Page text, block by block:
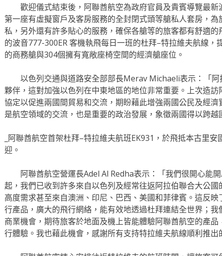
歡迎儀式結束後，阿聯酋航空為政府官員及貴賓導覽最新
第一座有虛擬窗戶及客房服務的全封閉式頭等艙私人套房，
私，另外還有許多貼心的服務，確保各艙等的旅客都有舒適
的波音777-300ER 客機執飛每日一班的杜拜–特拉維夫航線
的商務艙與304個擁有寬敞座椅空間的經濟艙座位。
以色列交通與道路安全部部長Merav Michaeli表示：「阿
夥伴，這對加強以色列在中東地區的地位非常重要。上次造
協定以促進兩國間貿易和交流，期盼藉此增強兩國公民及經
是航空領域的交流，也是重要的政治發展，象徵兩國得以跨
_阿聯酋航空首架杜拜–特拉維夫航班EK931，於飛抵本古里
迎。
阿聯酋航空營運長Adel Al Redha表示：「我們很開心能
起，我們已收到許多來自以色列及經常往返阿拉伯聯合大公
高度需求甚至來自澳洲、印尼、巴西、美國和菲律賓。這反
行產品，廣大的飛行網絡，能有效地透過杜拜連結全世界；
商業機會，期待旅客於地面及機上皆能體驗阿聯酋航空的產
行體驗。我也藉此機會，感謝所有支持特拉維夫航線順利推